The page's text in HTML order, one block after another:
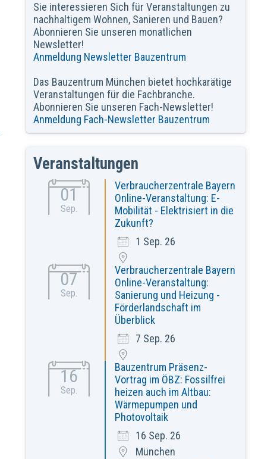
Sie interessieren Sich für Veranstaltungen zu
nachhaltigem Wohnen, Sanieren und Bauen?
Abonnieren Sie unseren monatlichen
Newsletter!
Anmeldung Newsletter Bauzentrum
Das Bauzentrum München bietet hochkarätige
Veranstaltungen für die Fachbranche.
Abonnieren Sie unseren Fach-Newsletter!
Anmeldung Fach-Newsletter Bauzentrum
Veranstaltungen
01
Sep.
Verbraucherzentrale Bayern
Online-Veranstaltung: E-
Mobilität - Elektrisiert in die
Zukunft?
1 Sep. 26
07
Sep.
Verbraucherzentrale Bayern
Online-Veranstaltung:
Sanierung und Heizung -
Förderlandschaft im
Überblick
7 Sep. 26
16
Sep.
Bauzentrum Präsenz-
Vortrag im ÖBZ: Fossilfrei
heizen auch im Altbau:
Wärmepumpen und
Photovoltaik
16 Sep. 26
München